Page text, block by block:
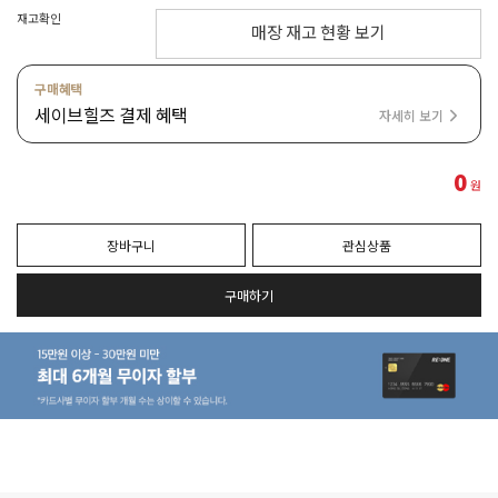
재고확인
매장 재고 현황 보기
구매혜택
세이브힐즈 결제 혜택 자세히 보기
0원
장바구니 관심상품
구매하기